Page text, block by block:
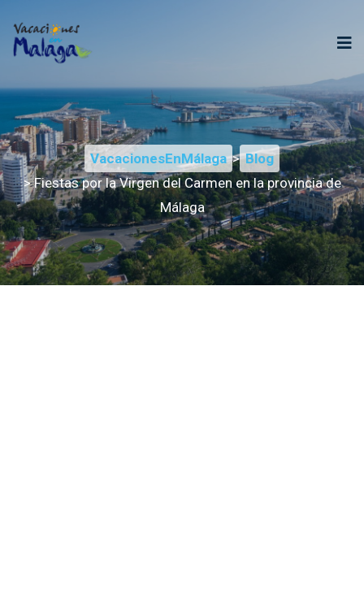
VacacionesEnMálaga > Blog
> Fiestas por la Virgen del Carmen en la provincia de
Málaga